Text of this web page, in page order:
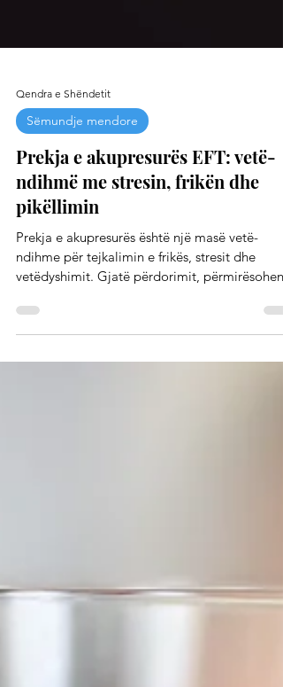
Qendra e Shëndetit
Sëmundje mendore
Prekja e akupresurës EFT: vetë-
ndihmë me stresin, frikën dhe
pikëllimin
Prekja e akupresurës është një masë vetë-
ndihme për tejkalimin e frikës, stresit dhe
vetëdyshimit. Gjatë përdorimit, përmirësohen